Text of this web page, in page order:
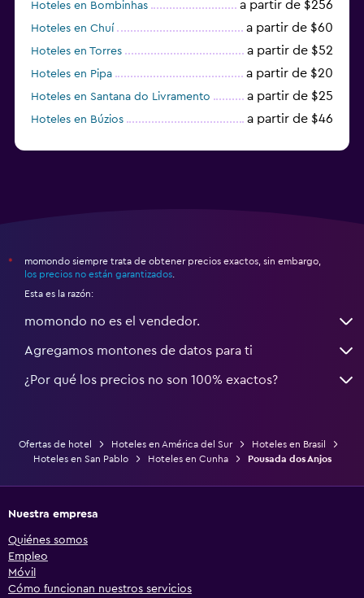
Ideal para familias
Cuna/cama nido disponibles
Comidas para niños
Zona de trabajo
Hoteles en Bombinhas a partir de $256
Hoteles en Chuí a partir de $60
Hoteles en Torres a partir de $52
Hoteles en Pipa a partir de $20
Hoteles en Santana do Livramento a partir de $25
Hoteles en Búzios a partir de $46
*
momondo siempre trata de obtener precios exactos, sin embargo,
los precios no están garantizados
Esta es la razón:
momondo no es el vendedor.
Agregamos montones de datos para ti
¿Por qué los precios no son 100% exactos?
Ofertas de hotel Hoteles en América del Sur
Hoteles en Brasil
Hoteles en San Pablo
Hoteles en Cunha Pousada dos Anjos
Nuestra empresa
Quiénes somos
Empleo
Móvil
Cómo funcionan nuestros servicios